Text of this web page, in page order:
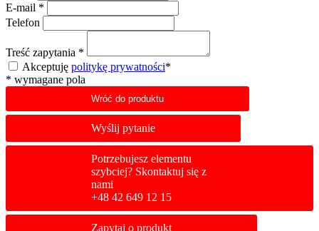
E-mail *
Telefon
Treść zapytania *
Akceptuję politykę prywatności*
* wymagane pola
Wróć do produktu
Wyślij pytanie
Potrzebujesz elementu
szybciej? Skontaktuj się z
nami
+48 42 649 12 15
Zapytaj o produkt